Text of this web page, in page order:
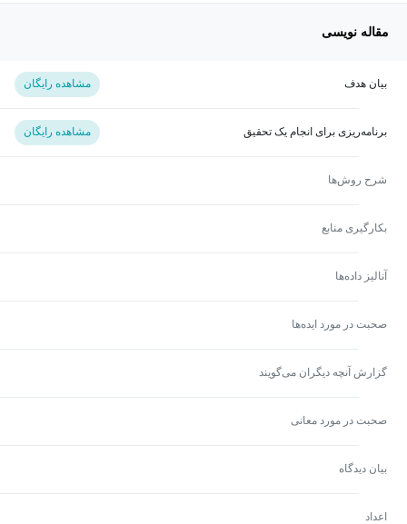
مقاله نویسی
بیان هدف مشاهده رایگان
برنامه‌ریزی برای انجام یک تحقیق مشاهده رایگان
شرح روش‌ها
بکارگیری منابع
آنالیز داده‌ها
صحبت در مورد ایده‌ها
گزارش آنچه دیگران می‌گویند
صحبت در مورد معانی
بیان دیدگاه
اعداد